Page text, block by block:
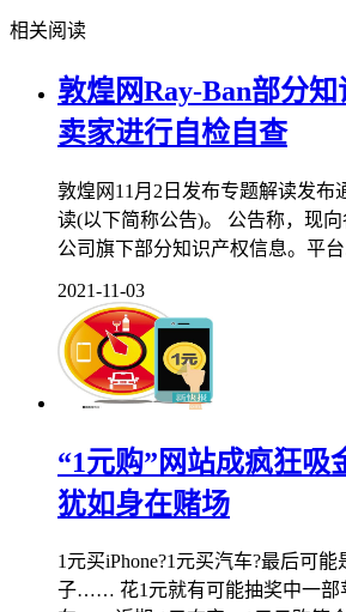
相关阅读
敦煌网Ray-Ban部分
卖家进行自检自查
敦煌网11月2日发布专题解读发布
读(以下简称公告)。 公告称，现向
公司旗下部分知识产权信息。平台
2021-11-03
“1元购”网站成疯狂吸
犹如身在赌场
1元买iPhone?1元买汽车?最后可
子…… 花1元就有可能抽奖中一部